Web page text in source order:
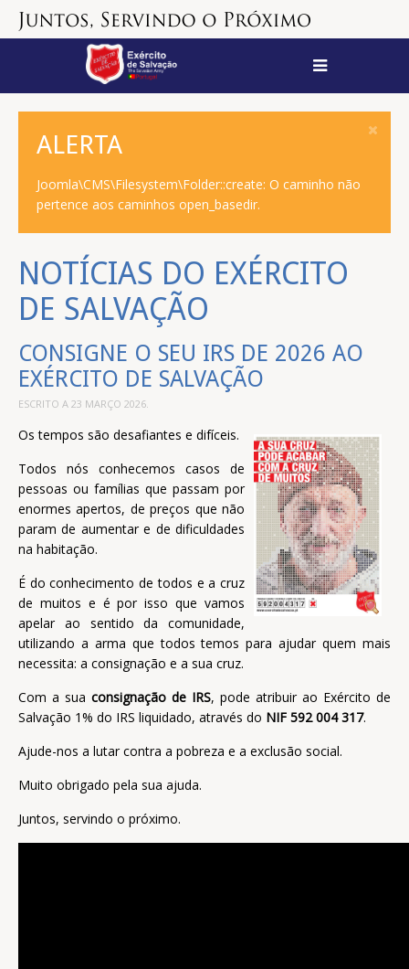
ALERTA
Joomla\CMS\Filesystem\Folder::create: O caminho não
pertence aos caminhos open_basedir.
NOTÍCIAS DO EXÉRCITO
DE SALVAÇÃO
CONSIGNE O SEU IRS DE 2026 AO
EXÉRCITO DE SALVAÇÃO
ESCRITO A 23 MARÇO 2026.
Os tempos são desafiantes e difíceis.
Todos nós conhecemos casos de
pessoas ou famílias que passam por
enormes apertos, de preços que não
param de aumentar e de dificuldades
na habitação.
É do conhecimento de todos e a cruz
de muitos e é por isso que vamos
apelar ao sentido da comunidade,
utilizando a arma que todos temos para ajudar quem mais
necessita: a consignação e a sua cruz.
Com a sua consignação de IRS, pode atribuir ao Exército de
Salvação 1% do IRS liquidado, através do NIF 592 004 317.
Ajude-nos a lutar contra a pobreza e a exclusão social.
Muito obrigado pela sua ajuda.
Juntos, servindo o próximo.